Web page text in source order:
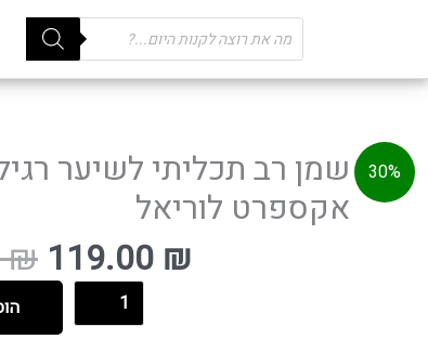
Products
search
30%
שמן רב תכליתי לשיער
אקספרט לוריאל
₪
המחיר
המקורי
170.00 ₪.
119.00 ₪
המחיר
הנוכחי
הוא: